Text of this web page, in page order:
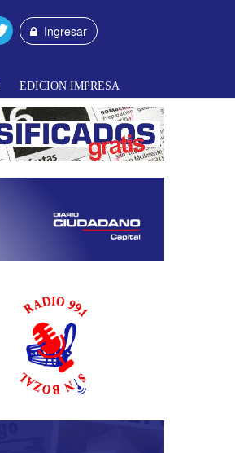
Ingresar
EDICION IMPRESA